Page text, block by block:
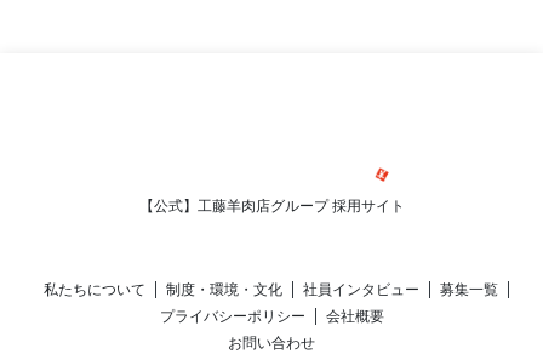
【公式】工藤羊肉店グループ 採用サイト
私たちについて 制度・環境・文化 社員インタビュー
募集一覧
プライバシーポリシー
会社概要
お問い合わせ